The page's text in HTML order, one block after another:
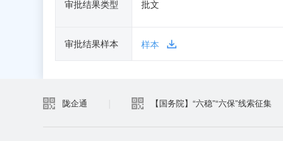
审批结果类型 批文
审批结果样本 样本
陇企通 【国务院】“六稳”“六保”线索征集